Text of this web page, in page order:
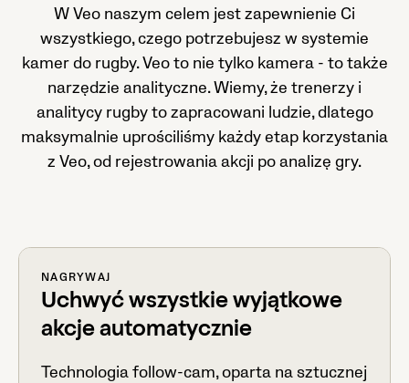
W Veo naszym celem jest zapewnienie Ci
wszystkiego, czego potrzebujesz w systemie
kamer do rugby. Veo to nie tylko kamera - to także
narzędzie analityczne. Wiemy, że trenerzy i
analitycy rugby to zapracowani ludzie, dlatego
maksymalnie uprościliśmy każdy etap korzystania
z Veo, od rejestrowania akcji po analizę gry.
NAGRYWAJ
Uchwyć wszystkie wyjątkowe
akcje automatycznie
Technologia follow-cam, oparta na sztucznej